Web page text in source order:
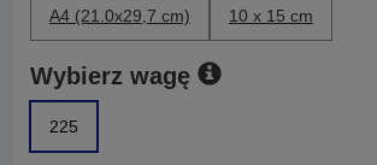
A4 (21.0x29,7 cm) 10 x 15 cm
Wybierz wagę
225